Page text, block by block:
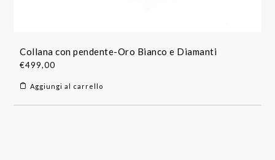
Collana con pendente-Oro Bianco e Diamanti
€499,00
Aggiungi al carrello